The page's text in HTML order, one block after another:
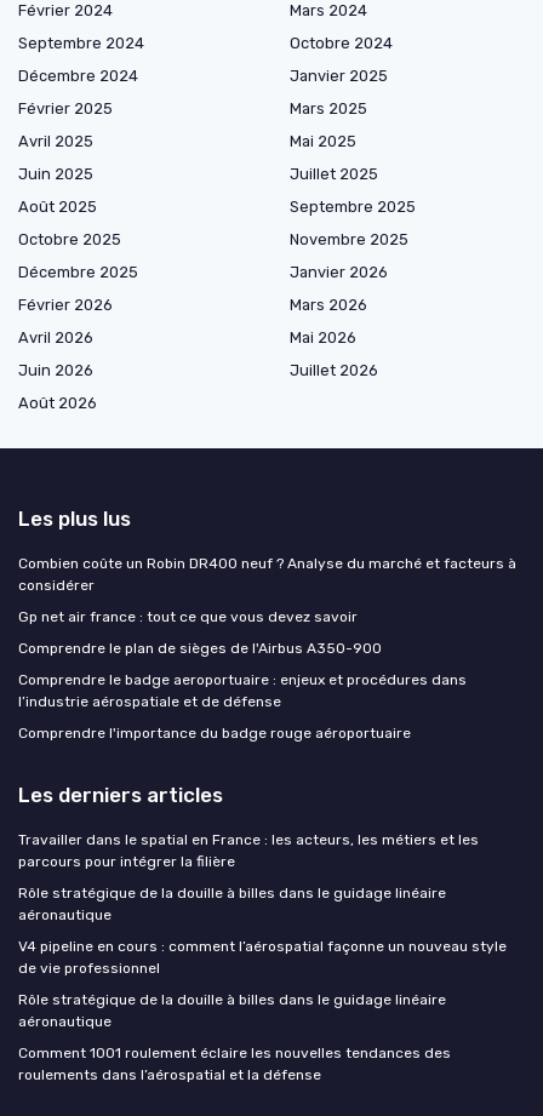
Février 2024
Mars 2024
Septembre 2024
Octobre 2024
Décembre 2024
Janvier 2025
Février 2025
Mars 2025
Avril 2025
Mai 2025
Juin 2025
Juillet 2025
Août 2025
Septembre 2025
Octobre 2025
Novembre 2025
Décembre 2025
Janvier 2026
Février 2026
Mars 2026
Avril 2026
Mai 2026
Juin 2026
Juillet 2026
Août 2026
Les plus lus
Combien coûte un Robin DR400 neuf ? Analyse du marché et facteurs à
considérer
Gp net air france : tout ce que vous devez savoir
Comprendre le plan de sièges de l'Airbus A350-900
Comprendre le badge aeroportuaire : enjeux et procédures dans
l’industrie aérospatiale et de défense
Comprendre l'importance du badge rouge aéroportuaire
Les derniers articles
Travailler dans le spatial en France : les acteurs, les métiers et les
parcours pour intégrer la filière
Rôle stratégique de la douille à billes dans le guidage linéaire
aéronautique
V4 pipeline en cours : comment l’aérospatial façonne un nouveau style
de vie professionnel
Rôle stratégique de la douille à billes dans le guidage linéaire
aéronautique
Comment 1001 roulement éclaire les nouvelles tendances des
roulements dans l’aérospatial et la défense